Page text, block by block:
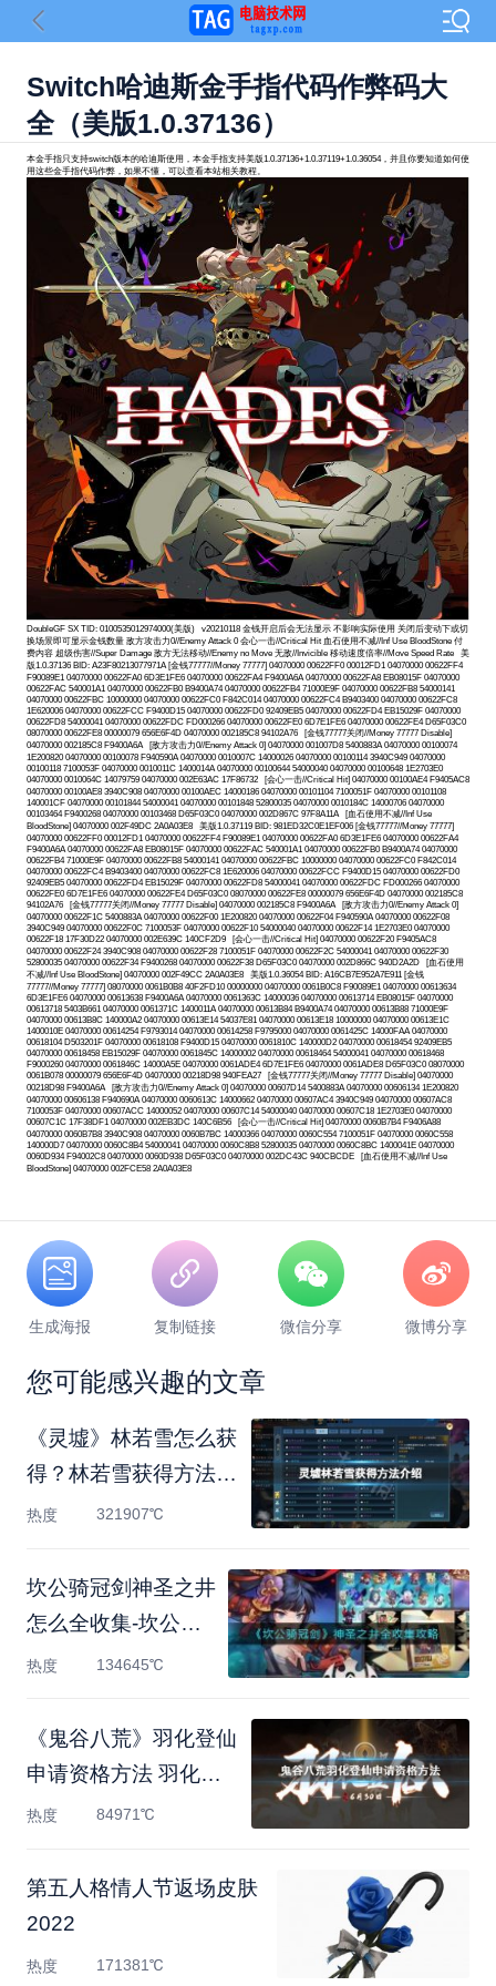
Switch哈迪斯金手指代码作弊码大
全（美版1.0.37136）
本金手指只支持switch版本的哈迪斯使用，本金手指支持美版1.0.37136+1.0.37119+1.0.36054，并且你要知道如何使
用这些金手指代码作弊，如果不懂，可以查看本站相关教程。
DoubleGF SX TID: 0100535012974000(美版) v20210118 金钱开启后会无法显示 不影响实际使用 关闭后变动下或切
换场景即可显示金钱数量 敌方攻击力0//Enemy Attack 0 会心一击//Critical Hit 血石使用不减//Inf Use BloodStone 付
费内容 超级伤害//Super Damage 敌方无法移动//Enemy no Move 无敌//Invicible 移动速度倍率//Move Speed Rate 美
版1.0.37136 BID: A23F80213077971A [金钱77777//Money 77777] 04070000 00622FF0 00012FD1 04070000 00622FF4
F90089E1 04070000 00622FA0 6D3E1FE6 04070000 00622FA4 F9400A6A 04070000 00622FA8 EB08015F 04070000
00622FAC 540001A1 04070000 00622FB0 B9400A74 04070000 00622FB4 71000E9F 04070000 00622FB8 54000141
04070000 00622FBC 10000000 04070000 00622FC0 F842C014 04070000 00622FC4 B9403400 04070000 00622FC8
1E620006 04070000 00622FCC F9400D15 04070000 00622FD0 92409EB5 04070000 00622FD4 EB15029F 04070000
00622FD8 54000041 04070000 00622FDC FD000266 04070000 00622FE0 6D7E1FE6 04070000 00622FE4 D65F03C0
08070000 00622FE8 00000079 656E6F4D 04070000 002185C8 94102A76 [金钱77777关闭//Money 77777 Disable]
04070000 002185C8 F9400A6A [敌方攻击力0//Enemy Attack 0] 04070000 001007D8 5400883A 04070000 00100074
1E200820 04070000 00100078 F940590A 04070000 0010007C 14000026 04070000 00100114 3940C949 04070000
00100118 7100053F 04070000 0010011C 1400014A 04070000 00100644 54000040 04070000 00100648 1E2703E0
04070000 0010064C 14079759 04070000 002E63AC 17F86732 [会心一击//Critical Hit] 04070000 00100AE4 F9405AC8
04070000 00100AE8 3940C908 04070000 00100AEC 14000186 04070000 00101104 7100051F 04070000 00101108
140001CF 04070000 00101844 54000041 04070000 00101848 52800035 04070000 0010184C 14000706 04070000
00103464 F9400268 04070000 00103468 D65F03C0 04070000 002D867C 97F8A11A [血石使用不减//Inf Use
BloodStone] 04070000 002F49DC 2A0A03E8 美版1.0.37119 BID: 981ED32C0E1EF006 [金钱77777//Money 77777]
04070000 00622FF0 00012FD1 04070000 00622FF4 F90089E1 04070000 00622FA0 6D3E1FE6 04070000 00622FA4
F9400A6A 04070000 00622FA8 EB08015F 04070000 00622FAC 540001A1 04070000 00622FB0 B9400A74 04070000
00622FB4 71000E9F 04070000 00622FB8 54000141 04070000 00622FBC 10000000 04070000 00622FC0 F842C014
04070000 00622FC4 B9403400 04070000 00622FC8 1E620006 04070000 00622FCC F9400D15 04070000 00622FD0
92409EB5 04070000 00622FD4 EB15029F 04070000 00622FD8 54000041 04070000 00622FDC FD000266 04070000
00622FE0 6D7E1FE6 04070000 00622FE4 D65F03C0 08070000 00622FE8 00000079 656E6F4D 04070000 002185C8
94102A76 [金钱77777关闭//Money 77777 Disable] 04070000 002185C8 F9400A6A [敌方攻击力0//Enemy Attack 0]
04070000 00622F1C 5400883A 04070000 00622F00 1E200820 04070000 00622F04 F940590A 04070000 00622F08
3940C949 04070000 00622F0C 7100053F 04070000 00622F10 54000040 04070000 00622F14 1E2703E0 04070000
00622F18 17F30D22 04070000 002E639C 140CF2D9 [会心一击//Critical Hit] 04070000 00622F20 F9405AC8
04070000 00622F24 3940C908 04070000 00622F28 7100051F 04070000 00622F2C 54000041 04070000 00622F30
52800035 04070000 00622F34 F9400268 04070000 00622F38 D65F03C0 04070000 002D866C 940D2A2D [血石使用
不减//Inf Use BloodStone] 04070000 002F49CC 2A0A03E8 美版1.0.36054 BID: A16CB7E952A7E911 [金钱
77777//Money 77777] 08070000 0061B0B8 40F2FD10 00000000 04070000 0061B0C8 F90089E1 04070000 00613634
6D3E1FE6 04070000 00613638 F9400A6A 04070000 0061363C 14000036 04070000 00613714 EB08015F 04070000
00613718 5403B661 04070000 0061371C 1400011A 04070000 00613B84 B9400A74 04070000 00613B88 71000E9F
04070000 00613B8C 140000A2 04070000 00613E14 54037E81 04070000 00613E18 10000000 04070000 00613E1C
1400010E 04070000 00614254 F9793014 04070000 00614258 F9795000 04070000 0061425C 14000FAA 04070000
00618104 D503201F 04070000 00618108 F9400D15 04070000 0061810C 140000D2 04070000 00618454 92409EB5
04070000 00618458 EB15029F 04070000 0061845C 14000002 04070000 00618464 54000041 04070000 00618468
F9000260 04070000 0061846C 14000A5E 04070000 0061ADE4 6D7E1FE6 04070000 0061ADE8 D65F03C0 08070000
0061B078 00000079 656E6F4D 04070000 00218D98 940FEA27 [金钱77777关闭//Money 77777 Disable] 04070000
00218D98 F9400A6A [敌方攻击力0//Enemy Attack 0] 04070000 00607D14 5400883A 04070000 00606134 1E200820
04070000 00606138 F940690A 04070000 0060613C 14000662 04070000 00607AC4 3940C949 04070000 00607AC8
7100053F 04070000 00607ACC 14000052 04070000 00607C14 54000040 04070000 00607C18 1E2703E0 04070000
00607C1C 17F38DF1 04070000 002EB3DC 140C6B56 [会心一击//Critical Hit] 04070000 0060B7B4 F9406A88
04070000 0060B7B8 3940C908 04070000 0060B7BC 14000366 04070000 0060C554 7100051F 04070000 0060C558
140000D7 04070000 0060C8B4 54000041 04070000 0060C8B8 52800035 04070000 0060C8BC 1400041E 04070000
0060D934 F94002C8 04070000 0060D938 D65F03C0 04070000 002DC43C 940CBCDE [血石使用不减//Inf Use
BloodStone] 04070000 002FCE58 2A0A03E8
生成海报 复制链接 微信分享 微博分享
您可能感兴趣的文章
《灵墟》林若雪怎么获
得？林若雪获得方法介
绍
热度 321907℃
坎公骑冠剑神圣之井
怎么全收集-坎公骑
冠剑神圣
热度 134645℃
《鬼谷八荒》羽化登仙
申请资格方法 羽化登
仙测
热度 84971℃
第五人格情人节返场皮肤
2022
热度 171381℃